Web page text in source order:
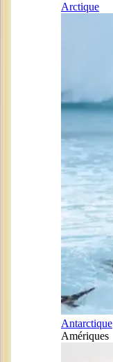
Arctique
Antarctique
Amériques